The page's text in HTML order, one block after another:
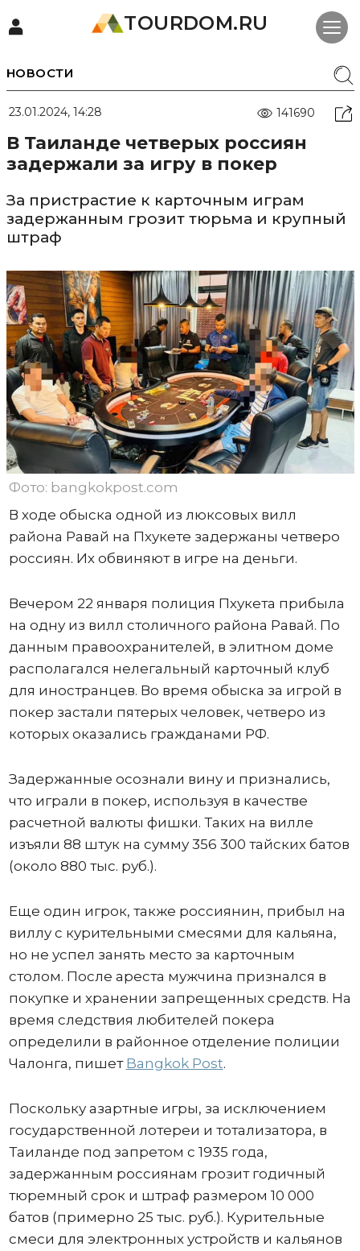
TOURDOM.RU
НОВОСТИ
23.01.2024, 14:28 141690
В Таиланде четверых россиян
задержали за игру в покер
За пристрастие к карточным играм
задержанным грозит тюрьма и крупный
штраф
Фото: bangkokpost.com
В ходе обыска одной из люксовых вилл
района Равай на Пхукете задержаны четверо
россиян. Их обвиняют в игре на деньги.
Вечером 22 января полиция Пхукета прибыла
на одну из вилл столичного района Равай. По
данным правоохранителей, в элитном доме
располагался нелегальный карточный клуб
для иностранцев. Во время обыска за игрой в
покер застали пятерых человек, четверо из
которых оказались гражданами РФ.
Задержанные осознали вину и признались,
что играли в покер, используя в качестве
расчетной валюты фишки. Таких на вилле
изъяли 88 штук на сумму 356 300 тайских батов
(около 880 тыс. руб.).
Еще один игрок, также россиянин, прибыл на
виллу с курительными смесями для кальяна,
но не успел занять место за карточным
столом. После ареста мужчина признался в
покупке и хранении запрещенных средств. На
время следствия любителей покера
определили в районное отделение полиции
Чалонга, пишет Bangkok Post.
Поскольку азартные игры, за исключением
государственной лотереи и тотализатора, в
Таиланде под запретом с 1935 года,
задержанным россиянам грозит годичный
тюремный срок и штраф размером 10 000
батов (примерно 25 тыс. руб.). Курительные
смеси для электронных устройств и кальянов